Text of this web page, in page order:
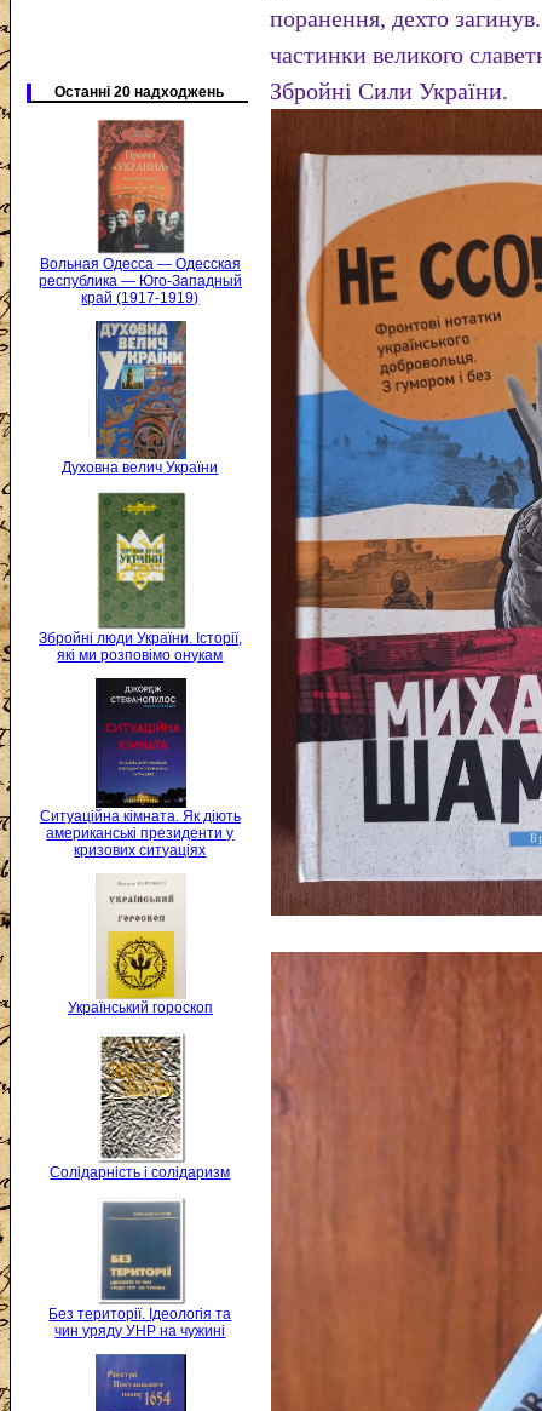
Останні 20 надходжень
Вольная Одесса — Одесская
республика — Юго-Западный
край (1917-1919)
Духовна велич України
Збройні люди України. Історії,
які ми розповімо онукам
Ситуаційна кімната. Як діють
американські президенти у
кризових ситуаціях
Український гороскоп
Солідарність і солідаризм
Без території. Ідеологія та
чин уряду УНР на чужині
поранення, дехто
частинки великого
Збройні Сили України.